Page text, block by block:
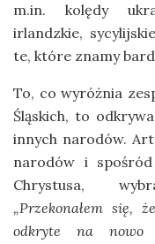
m.in. kolędy
irlandzkie,
te, które znamy
To, co wyróżnia
Śląskich, to
innych narodów.
narodów i
Chrystusa,
„Przekonałem się,
odkryte na nowo